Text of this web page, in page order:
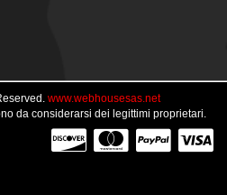
www.webhousesas.net
da considerarsi dei legittimi proprietari.